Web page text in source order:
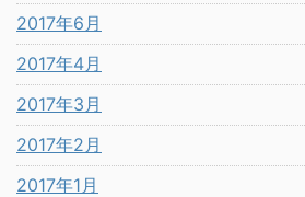
2017年6月
2017年4月
2017年3月
2017年2月
2017年1月